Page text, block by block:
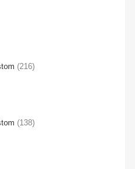
(216)
(138)